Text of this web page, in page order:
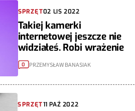
SPRZĘT02 LIS 2022
Takiej kamerki
internetowej jeszcze nie
widziałeś. Robi wrażenie
0 PRZEMYSŁAW BANASIAK
SPRZĘT11 PAŹ 2022